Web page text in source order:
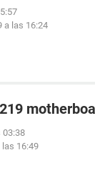
a las 16:24
03:38
las 16:49